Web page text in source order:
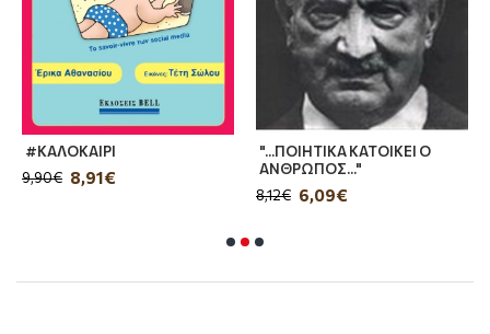
στα ανοίκεια βάθη του ψυχολογικοιύ θρίλερ.
#ΚΑΛΟΚΑΙΡΙ
8,91€
9,90€
"...ΠΟΙΗΤΙΚΑ ΚΑΤΟΙΚΕΙ Ο
ΑΝΘΡΩΠΟΣ..."
6,09€
8,12€